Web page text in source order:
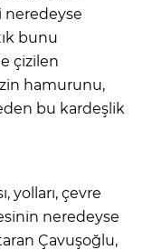
neredeyse
bunu
çizilen
hamurunu,
bu kardeşlik
yolları, çevre
neredeyse
Çavuşoğlu,